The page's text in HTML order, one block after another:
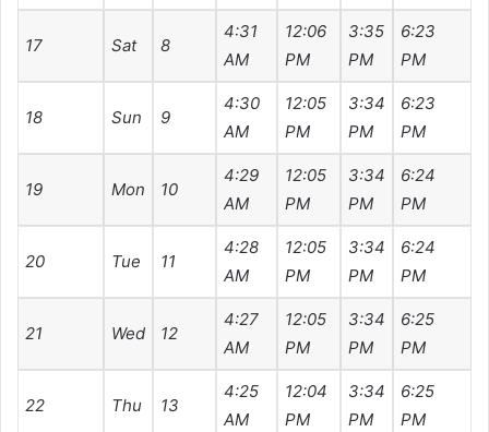
17 Sat 8
4:31
AM
12:06
PM
3:35
PM
6:23
PM
18 Sun 9
4:30
AM
12:05
PM
3:34
PM
6:23
PM
19 Mon 10
4:29
AM
12:05
PM
3:34
PM
6:24
PM
20 Tue 11
4:28
AM
12:05
PM
3:34
PM
6:24
PM
21 Wed 12
4:27
AM
12:05
PM
3:34
PM
6:25
PM
22 Thu 13
4:25
AM
12:04
PM
3:34
PM
6:25
PM